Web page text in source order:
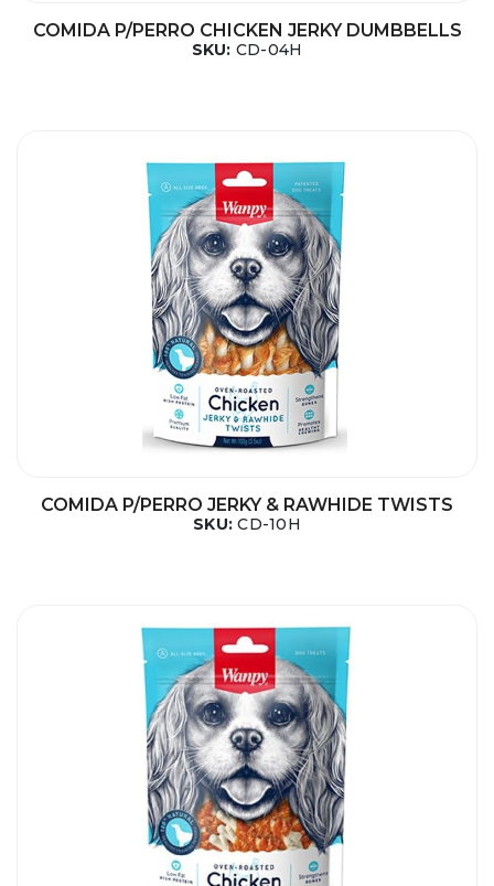
COMIDA P/PERRO CHICKEN JERKY DUMBBELLS
SKU: CD-04H
COMIDA P/PERRO JERKY & RAWHIDE TWISTS
SKU:CD-10H